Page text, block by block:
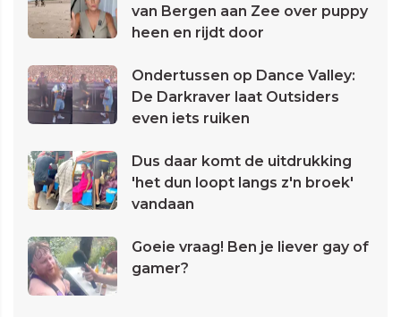
van Bergen aan Zee over puppy
heen en rijdt door
Ondertussen op Dance Valley:
De Darkraver laat Outsiders
even iets ruiken
Dus daar komt de uitdrukking
'het dun loopt langs z'n broek'
vandaan
Goeie vraag! Ben je liever gay of
gamer?